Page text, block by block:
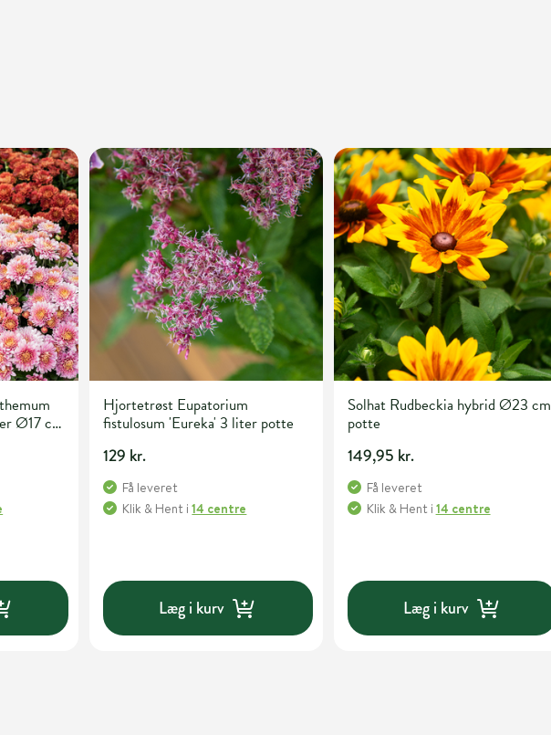
Ø17 cm
Hjortetrøst Eupatorium
fistulosum 'Eureka' 3 liter potte
129 kr.
Få leveret
Klik & Hent i14 centre
Læg i kurv
Solhat Rudbeckia hybrid Ø23 cm
potte
149,95 kr.
Få leveret
Klik & Hent i 14 centre
Læg i kurv